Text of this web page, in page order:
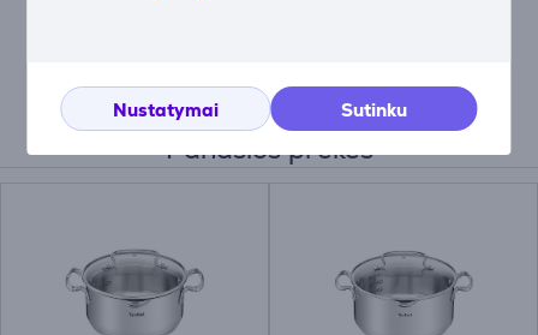
Nustatymai Sutinku
Panašios prekės